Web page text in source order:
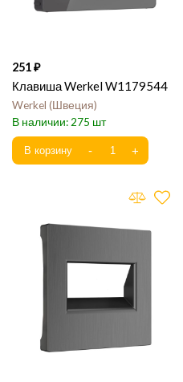
251
Клавиша Werkel W1179544
Werkel Швеция
275